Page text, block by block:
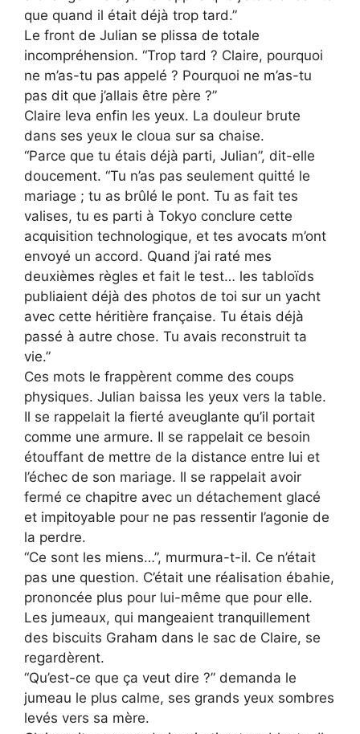
que quand il était déjà trop tard.”
Le front de Julian se plissa de totale
incompréhension. “Trop tard ? Claire, pourquoi
ne m’as-tu pas appelé ? Pourquoi ne m’as-tu
pas dit que j’allais être père ?”
Claire leva enfin les yeux. La douleur brute
dans ses yeux le cloua sur sa chaise.
“Parce que tu étais déjà parti, Julian”, dit-elle
doucement. “Tu n’as pas seulement quitté le
mariage ; tu as brûlé le pont. Tu as fait tes
valises, tu es parti à Tokyo conclure cette
acquisition technologique, et tes avocats m’ont
envoyé un accord. Quand j’ai raté mes
deuxièmes règles et fait le test… les tabloïds
publiaient déjà des photos de toi sur un yacht
avec cette héritière française. Tu étais déjà
passé à autre chose. Tu avais reconstruit ta
vie.”
Ces mots le frappèrent comme des coups
physiques. Julian baissa les yeux vers la table.
Il se rappelait la fierté aveuglante qu’il portait
comme une armure. Il se rappelait ce besoin
étouffant de mettre de la distance entre lui et
l’échec de son mariage. Il se rappelait avoir
fermé ce chapitre avec un détachement glacé
et impitoyable pour ne pas ressentir l’agonie de
la perdre.
“Ce sont les miens…”, murmura-t-il. Ce n’était
pas une question. C’était une réalisation ébahie,
prononcée plus pour lui-même que pour elle.
Les jumeaux, qui mangeaient tranquillement
des biscuits Graham dans le sac de Claire, se
regardèrent.
“Qu’est-ce que ça veut dire ?” demanda le
jumeau le plus calme, ses grands yeux sombres
levés vers sa mère.